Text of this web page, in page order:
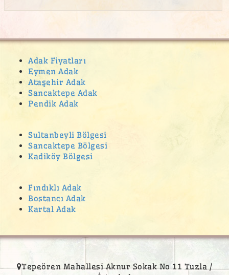
Adak Fiyatları
Eymen Adak
Ataşehir Adak
Sancaktepe Adak
Pendik Adak
Sultanbeyli Bölgesi
Sancaktepe Bölgesi
Kadiköy Bölgesi
Fındıklı Adak
Bostancı Adak
Kartal Adak
Tepeören Mahallesi Aknur Sokak No 11 Tuzla /